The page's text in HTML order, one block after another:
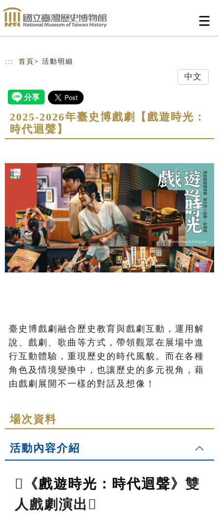
跳到主要內容
網站導覽
::: 首頁 > 活動明細
中文
2025-2026年臺史博戲劇【戲遊時光：
時代迴聲】
臺史博戲劇融合歷史教育與戲劇互動，運用解
說、戲劇、歌曲等方式，帶領觀眾在展場中進
行互動體驗，重現歷史的時代風貌。而在各種
角色及情境變換中，也讓歷史的多元視角，藉
由戲劇展開不一樣的對話及想像！
場次資料
活動內容介紹
《戲遊時光：時代迴聲》雙
人戲劇演出